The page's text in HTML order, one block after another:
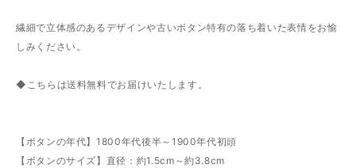
繊細で立体感のあるデザインや古いボタン特有の落ち着いた表情をお愉
しみください。
◆こちらは送料無料でお届けいたします。
【ボタンの年代】1800年代後半～1900年代初頭
【ボタンのサイズ】直径：約1.5cm～約3.8cm